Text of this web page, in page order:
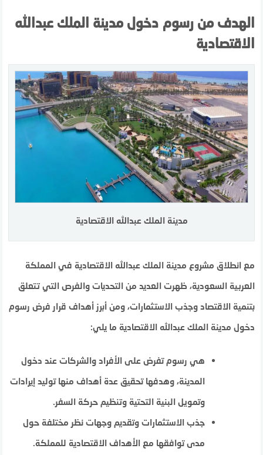
الهدف من رسوم دخول مدينة الملك عبدالله
الاقتصادية
مدينة الملك عبدالله الاقتصادية
مع انطلاق مشروع مدينة الملك عبدالله الاقتصادية في المملكة
العربية السعودية، ظهرت العديد من التحديات والفرص التي تتعلق
بتنمية الاقتصاد وجذب الاستثمارات، ومن أبرز أهداف قرار فرض رسوم
دخول مدينة الملك عبدالله الاقتصادية ما يلي:
هي رسوم تفرض على الأفراد والشركات عند دخول
المدينة، وهدفها تحقيق عدة أهداف منها توليد إيرادات
وتمويل البنية التحتية وتنظيم حركة السفر.
جذب الاستثمارات وتقديم وجهات نظر مختلفة حول
مدى توافقها مع الأهداف الاقتصادية للمملكة.